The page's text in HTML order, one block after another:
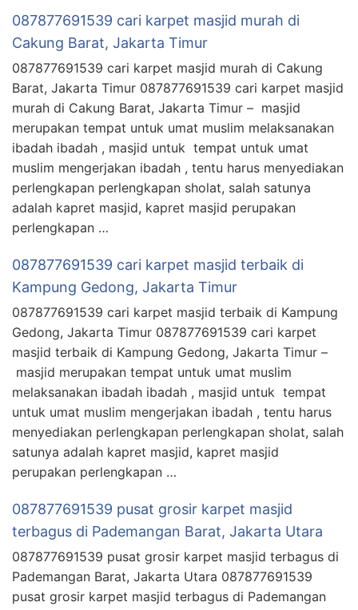
087877691539 cari karpet masjid murah di
Cakung Barat, Jakarta Timur
087877691539 cari karpet masjid murah di Cakung
Barat, Jakarta Timur 087877691539 cari karpet masjid
murah di Cakung Barat, Jakarta Timur – masjid
merupakan tempat untuk umat muslim melaksanakan
ibadah ibadah , masjid untuk tempat untuk umat
muslim mengerjakan ibadah , tentu harus menyediakan
perlengkapan perlengkapan sholat, salah satunya
adalah kapret masjid, kapret masjid perupakan
perlengkapan …
087877691539 cari karpet masjid terbaik di
Kampung Gedong, Jakarta Timur
087877691539 cari karpet masjid terbaik di Kampung
Gedong, Jakarta Timur 087877691539 cari karpet
masjid terbaik di Kampung Gedong, Jakarta Timur –
masjid merupakan tempat untuk umat muslim
melaksanakan ibadah ibadah , masjid untuk tempat
untuk umat muslim mengerjakan ibadah , tentu harus
menyediakan perlengkapan perlengkapan sholat, salah
satunya adalah kapret masjid, kapret masjid
perupakan perlengkapan …
087877691539 pusat grosir karpet masjid
terbagus di Pademangan Barat, Jakarta Utara
087877691539 pusat grosir karpet masjid terbagus di
Pademangan Barat, Jakarta Utara 087877691539
pusat grosir karpet masjid terbagus di Pademangan